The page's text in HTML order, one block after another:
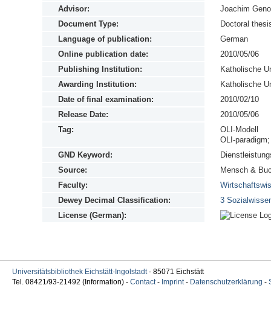
Advisor:
Joachim
Document Type:
Doctoral
Language of publication:
German
Online publication date:
2010/05/06
Publishing Institution:
Katholische
Awarding Institution:
Katholische
Date of final examination:
2010/02/10
Release Date:
2010/05/06
Tag:
OLI-Modell
OLI-
GND Keyword:
Source:
Mensch &
Faculty:
Dewey Decimal Classification:
3
License (German):
Universitätsbibliothek Eichstätt-Ingolstadt - 85071 Eichstätt
Tel. 08421/93-21492 (Information) - Contact - Imprint - Datenschutzerklärung -